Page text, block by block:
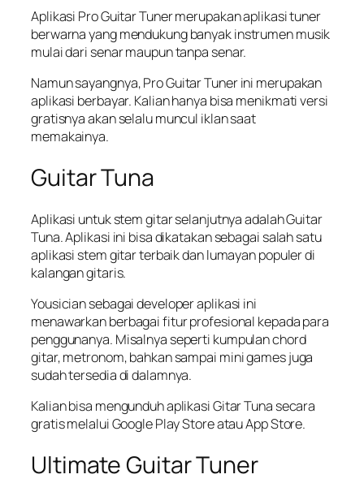
Aplikasi Pro Guitar Tuner merupakan aplikasi tuner
berwarna yang mendukung banyak instrumen musik
mulai dari senar maupun tanpa senar.
Namun sayangnya, Pro Guitar Tuner ini merupakan
aplikasi berbayar. Kalian hanya bisa menikmati versi
gratisnya akan selalu muncul iklan saat
memakainya.
Guitar Tuna
Aplikasi untuk stem gitar selanjutnya adalah Guitar
Tuna. Aplikasi ini bisa dikatakan sebagai salah satu
aplikasi stem gitar terbaik dan lumayan populer di
kalangan gitaris.
Yousician sebagai developer aplikasi ini
menawarkan berbagai fitur profesional kepada para
penggunanya. Misalnya seperti kumpulan chord
gitar, metronom, bahkan sampai mini games juga
sudah tersedia di dalamnya.
Kalian bisa mengunduh aplikasi Gitar Tuna secara
gratis melalui Google Play Store atau App Store.
Ultimate Guitar Tuner